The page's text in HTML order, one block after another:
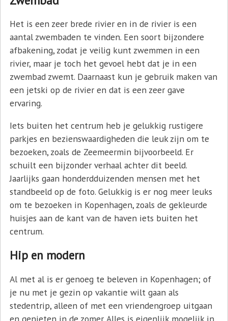
Het is een zeer brede rivier en in de rivier is een
aantal zwembaden te vinden. Een soort bijzondere
afbakening, zodat je veilig kunt zwemmen in een
rivier, maar je toch het gevoel hebt dat je in een
zwembad zwemt. Daarnaast kun je gebruik maken van
een jetski op de rivier en dat is een zeer gave
ervaring.
Iets buiten het centrum heb je gelukkig rustigere
parkjes en bezienswaardigheden die leuk zijn om te
bezoeken, zoals de Zeemeermin bijvoorbeeld. Er
schuilt een bijzonder verhaal achter dit beeld.
Jaarlijks gaan honderdduizenden mensen met het
standbeeld op de foto. Gelukkig is er nog meer leuks
om te bezoeken in Kopenhagen, zoals de gekleurde
huisjes aan de kant van de haven iets buiten het
centrum.
Hip en modern
Al met al is er genoeg te beleven in Kopenhagen; of
je nu met je gezin op vakantie wilt gaan als
stedentrip, alleen of met een vriendengroep uitgaan
en genieten in de zomer. Alles is eigenlijk mogelijk in